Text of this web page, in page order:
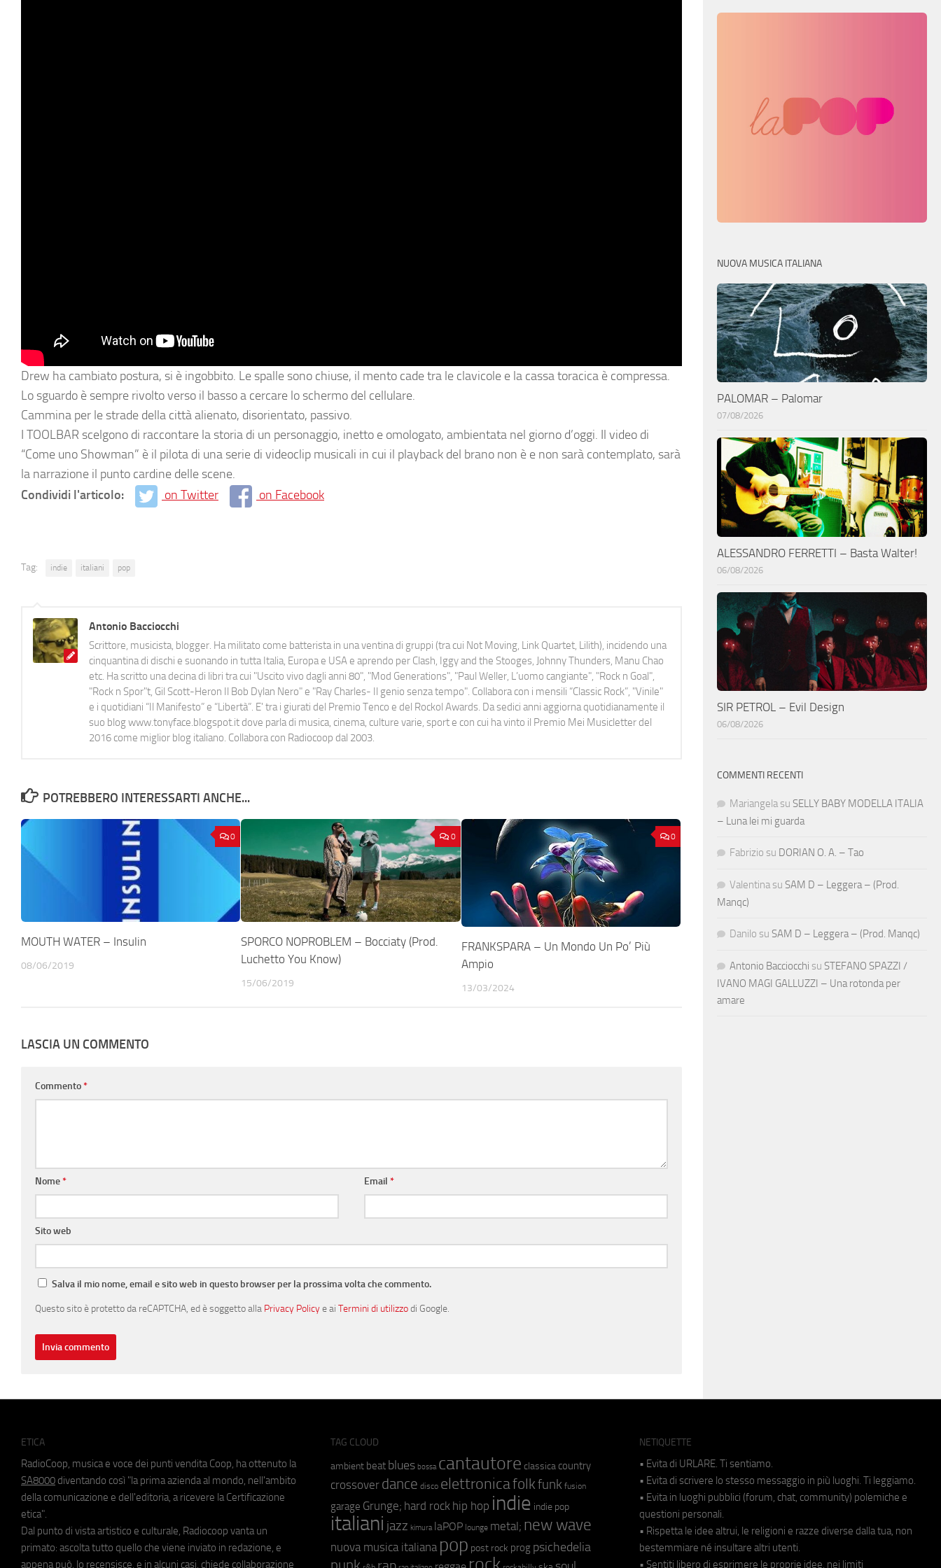
Drew ha cambiato postura, si è ingobbito. Le spalle sono chiuse, il mento cade tra le clavicole e la cassa toracica è compressa.
Lo sguardo è sempre rivolto verso il basso a cercare lo schermo del cellulare.
Cammina per le strade della città alienato, disorientato, passivo.
I TOOLBAR scelgono di raccontare la storia di un personaggio, inetto e omologato, ambientata nel giorno d’oggi. Il video di
“Come uno Showman” è il pilota di una serie di videoclip musicali in cui il playback del brano non è e non sarà contemplato, sarà
la narrazione il punto cardine delle scene.
Condividi l'articolo:
on Twitter on Facebook
Tag: indie italiani pop
Antonio Bacciocchi
Scrittore, musicista, blogger. Ha militato come batterista in una ventina di gruppi (tra cui Not Moving, Link Quartet, Lilith), incidendo una
cinquantina di dischi e suonando in tutta Italia, Europa e USA e aprendo per Clash, Iggy and the Stooges, Johnny Thunders, Manu Chao
etc. Ha scritto una decina di libri tra cui "Uscito vivo dagli anni 80", "Mod Generations", "Paul Weller, L’uomo cangiante", "Rock n Goal",
"Rock n Spor"t, Gil Scott-Heron Il Bob Dylan Nero" e "Ray Charles- Il genio senza tempo". Collabora con i mensili “Classic Rock”, "Vinile"
e i quotidiani “Il Manifesto” e “Libertà”. E' tra i giurati del Premio Tenco e del Rockol Awards. Da sedici anni aggiorna quotidianamente il
suo blog www.tonyface.blogspot.it dove parla di musica, cinema, culture varie, sport e con cui ha vinto il Premio Mei Musicletter del
2016 come miglior blog italiano. Collabora con Radiocoop dal 2003.
POTREBBERO INTERESSARTI ANCHE...
0
MOUTH WATER – Insulin
08/06/2019
0
SPORCO NOPROBLEM – Bocciaty (Prod.
Luchetto You Know)
15/06/2019
0
FRANKSPARA – Un Mondo Un Po’ Più
Ampio
13/03/2024
LASCIA UN COMMENTO
Commento*
Nome* Email*
Sito web
Salva il mio nome, email e sito web in questo browser per la prossima volta che commento.
Questo sito è protetto da reCAPTCHA, ed è soggetto alla Privacy Policye ai Termini di utilizzodi Google.
NUOVA MUSICA ITALIANA
PALOMAR – Palomar
07/08/2026
ALESSANDRO FERRETTI – Basta Walter!
06/08/2026
SIR PETROL – Evil Design
06/08/2026
COMMENTI RECENTI
Mariangela su SELLY BABY MODELLA ITALIA
– Luna lei mi guarda
Fabrizio su DORIAN O. A. – Tao
Valentina su SAM D – Leggera – (Prod.
Manqc)
Danilo su SAM D – Leggera – (Prod. Manqc)
Antonio Bacciocchi su STEFANO SPAZZI /
IVANO MAGI GALLUZZI – Una rotonda per
amare
ETICA
RadioCoop, musica e voce dei punti vendita Coop, ha ottenuto la
SA8000 diventando così "la prima azienda al mondo, nell'ambito
della comunicazione e dell'editoria, a ricevere la Certificazione
etica".
Dal punto di vista artistico e culturale, Radiocoop vanta un
primato: ascolta tutto quello che viene inviato in redazione, e
appena può, lo recensisce, e in alcuni casi, chiede collaborazione
TAG CLOUD
ambient beat blues bossa cantautore classica country
crossover dance disco elettronicafolkfunk fusion
garage Grunge; hard rock hip hop indie indie pop
italiani jazz kimura laPOP lounge metal; new wave
nuova musica italiana pop post rock prog psichedelia
NETIQUETTE
• Evita di URLARE. Ti sentiamo.
• Evita di scrivere lo stesso messaggio in più luoghi. Ti leggiamo.
• Evita in luoghi pubblici (forum, chat, community) polemiche e
questioni personali.
• Rispetta le idee altrui, le religioni e razze diverse dalla tua, non
bestemmiare né insultare altri utenti.
• Sentiti libero di esprimere le proprie idee, nei limiti